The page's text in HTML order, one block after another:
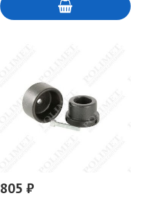
805 ₽